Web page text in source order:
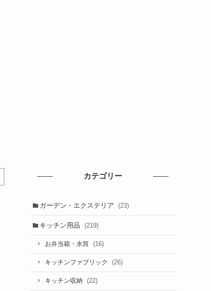
カテゴリー
ガーデン・エクステリア (23)
キッチン用品 (219)
お弁当箱・水筒 (16)
キッチンファブリック (26)
キッチン収納 (22)